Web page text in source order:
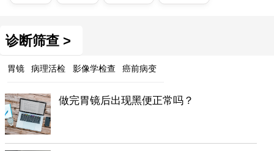
诊断筛查 >
胃镜 病理活检 影像学检查 癌前病变
做完胃镜后出现黑便正常吗？